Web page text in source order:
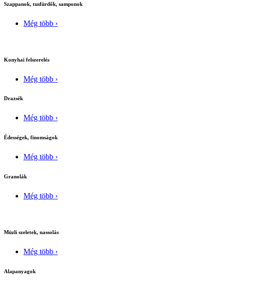
Szappanok, tusfürdők, samponok
Még több ›
Konyhai felszerelés
Még több ›
Drazsék
Még több ›
Édességek, finomságok
Még több ›
Granolák
Még több ›
Müzli szeletek, nassolás
Még több ›
Alapanyagok